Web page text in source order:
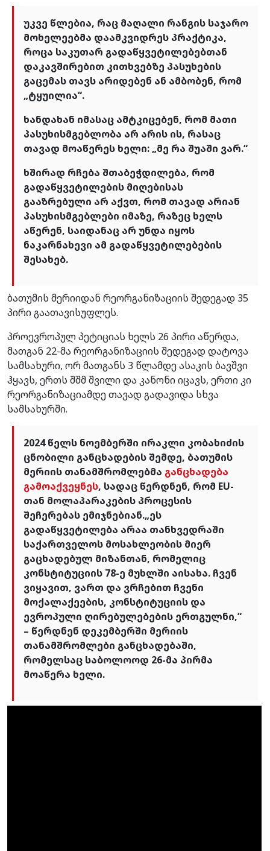
უკვე წლებია, რაც მაღალი რანგის საჯარო
მოხელეებმა დაამკვიდრეს პრაქტიკა,
როცა საკუთარ გადაწყვეტილებებთან
დაკავშირებით კითხვებზე პასუხების
გაცემას თავს არიდებენ ან ამბობენ, რომ
„ტყუილია“.
ხანდახან იმასაც ამტკიცებენ, რომ მათი
პასუხისმგებლობა არ არის ის, რასაც
თავად მოაწერეს ხელი: „მე რა შუაში ვარ.“
ხშირად რჩება შთაბეჭდილება, რომ
გადაწყვეტილების მიღებისას
გააზრებული არ აქვთ, რომ თავად არიან
პასუხისმგებლები იმაზე, რაზეც ხელს
აწერენ, საიდანაც არ უნდა იყოს
ნაკარნახევი ამ გადაწყვეტილებების
შესახებ.
ბათუმის მერიიდან რეორგანიზაციის შედეგად 35
პირი გაათავისუფლეს.
პროევროპულ პეტიციას ხელს 26 პირი აწერდა,
მათგან 22-მა რეორგანიზაციის შედეგად დატოვა
სამსახური, ორ მათგანს 3 წლამდე ასაკის ბავშვი
ჰყავს, ერთს შშმ შვილი და კანონი იცავს, ერთი კი
რეორგანიზაციამდე თავად გადავიდა სხვა
სამსახურში.
2024 წელს ნოემბერში ირაკლი კობახიძის
ცნობილი განცხადების შემდე, ბათუმის
მერიის თანამშრომლებმა განცხადება
გამოაქვეყნეს, სადაც წერდნენ, რომ EU-
თან მოლაპარაკების პროცესის
შეჩერებას ემიჯნებიან.„ეს
გადაწყვეტილება არაა თანხვედრაში
საქართველოს მოსახლეობის მიერ
გაცხადებულ მიზანთან, რომელიც
კონსტიტუციის 78-ე მუხლში აისახა. ჩვენ
ვიყავით, ვართ და ვრჩებით ჩვენი
მოქალაქეების, კონსტიტუციის და
ევროპული ღირებულებების ერთგულნი,“
– წერდნენ დეკემბერში მერიის
თანამშრომლები განცხადებაში,
რომელსაც საბოლოოდ 26-მა პირმა
მოაწერა ხელი.